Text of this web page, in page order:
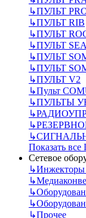
↳ПУЛЬТ
↳ПУЛЬТ RIB
↳ПУЛЬТ
↳ПУЛЬТ SEA
↳ПУЛЬТ
↳ПУЛЬТ
↳ПУЛЬТ V2
↳Пульт
↳ПУЛЬТЫ
↳
↳
↳
Показать
Сетевое
↳Инжекторы
↳
↳
↳
↳Прочее